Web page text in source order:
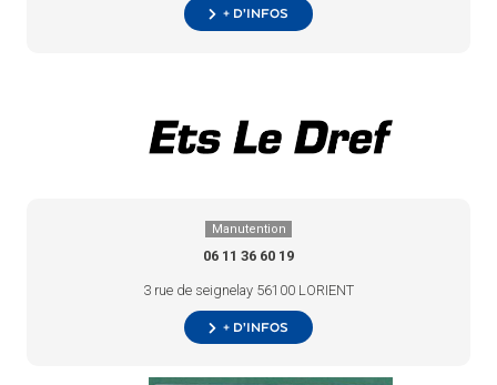
+ d’infos
Manutention
06 11 36 60 19
3 rue de seignelay 56100 LORIENT
+ d’infos